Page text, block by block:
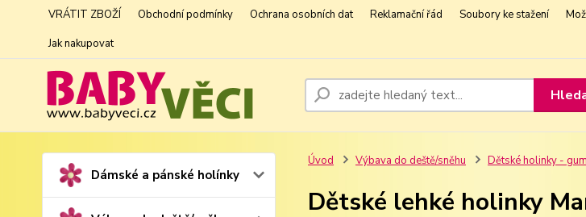
VRÁTIT ZBOŽÍ Obchodní podmínky Ochrana osobních dat Reklamační řád Soubory ke stažení
Jak nakupovat
Dámské a pánské holínky
Úvod Výbava do deště/sněhu Dětské holinky -
Dětské lehké holinky